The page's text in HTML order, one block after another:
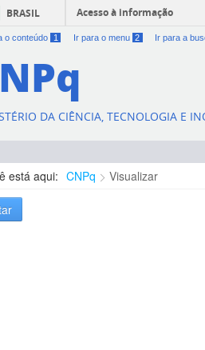
BRASIL Acesso à informação
o conteúdo 1 Ir para o menu 2 Ir para a
DA CIÊNCIA, TECNOLOGIA E
está aqui: CNPq Visualizar